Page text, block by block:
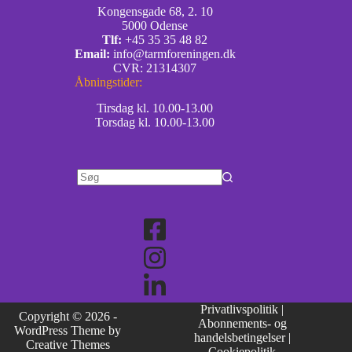
Kongensgade 68, 2. 10
5000 Odense
Tlf: +45 35 35 48 82
Email: info@tarmforeningen.dk
CVR: 21314307
Åbningstider:
Tirsdag kl. 10.00-13.00
Torsdag kl. 10.00-13.00
Copyright © 2026 -
WordPress Theme by
Creative Themes
Privatlivspolitik |
Abonnements- og
handelsbetingelser |